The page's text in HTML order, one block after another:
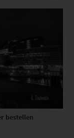
bestellen